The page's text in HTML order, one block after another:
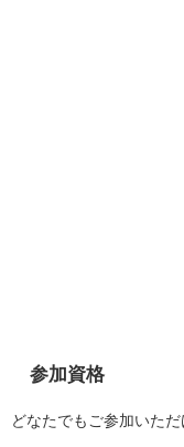
参加資格
どなたでもご参加いただ